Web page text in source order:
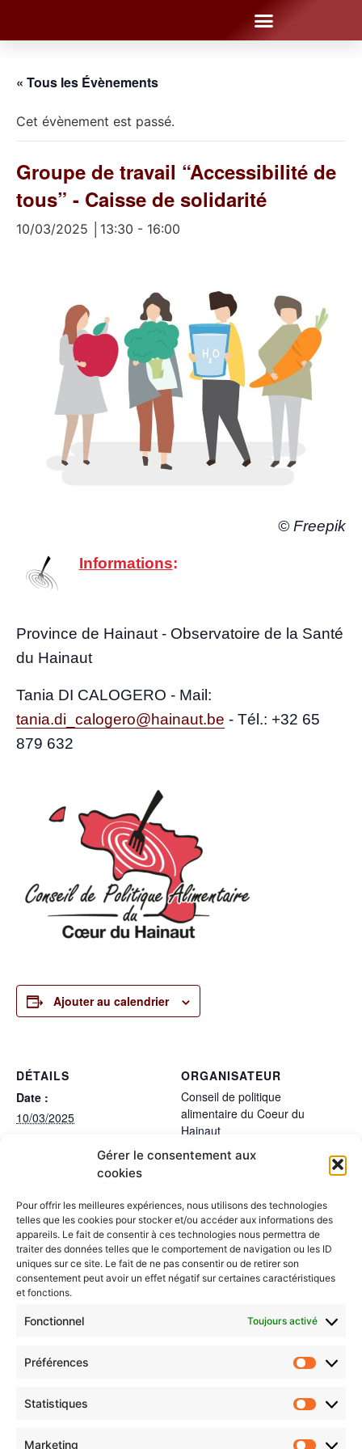
Gérer le consentement aux
cookies
Pour offrir les meilleures expériences, nous utilisons des technologies
telles que les cookies pour stocker et/ou accéder aux informations des
appareils. Le fait de consentir à ces technologies nous permettra de
traiter des données telles que le comportement de navigation ou les ID
uniques sur ce site. Le fait de ne pas consentir ou de retirer son
consentement peut avoir un effet négatif sur certaines caractéristiques
et fonctions.
Fonctionnel Toujours activé
Préférences
Statistiques
Marketing
« Tous les Évènements
Cet évènement est passé.
Groupe de travail “Accessibilité de
tous” - Caisse de solidarité
10/03/2025 │13:30 - 16:00
© Free­pik
Infor­ma­tions:
Pro­vince de Hai­naut - Obser­va­toire de la San­té
du Hainaut
Tania DI CALOGERO - Mail:
tania.di_calogero@hainaut.be - Tél.: +32 65
879 632
Ajouter au calendrier
DÉTAILS
Date :
10/03/2025
Havré
ORGANISATEUR
Conseil de politique
alimentaire du Coeur du
Hainaut
Un atelier pour construire des plans
communaux ambitieux en matière de
transition alimentaire
Groupe de travail
“Restauration
collective”